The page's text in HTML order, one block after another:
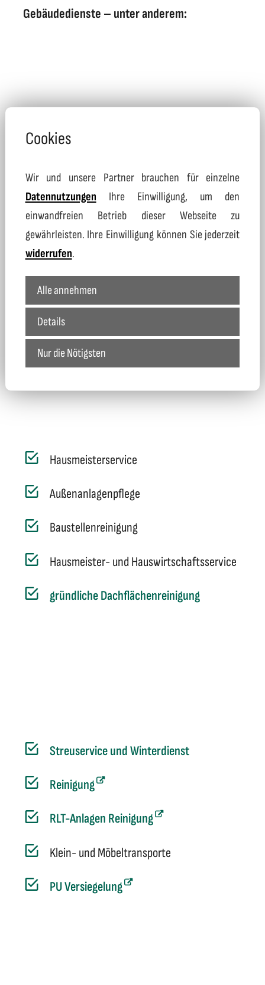
Gebäudedienste – unter anderem:
Fenster- und Glasfassadenreinigung
Büroreinigung oder Praxisreinigung
Polsterreinigung
Containervermietung
Hausmeisterservice
Außenanlagenpflege
Baustellenreinigung
Hausmeister- und Hauswirtschaftsservice
gründliche Dachflächenreinigung
Streuservice und Winterdienst
Reinigung
RLT-Anlagen Reinigung
Klein- und Möbeltransporte
PU Versiegelung
Cookies
Wir und unsere Partner brauchen für einzelne
Datennutzungen Ihre Einwilligung, um den
einwandfreien Betrieb dieser Webseite zu
gewährleisten. Ihre Einwilligung können Sie jederzeit
widerrufen.
Alle annehmen
Details
Nur die Nötigsten